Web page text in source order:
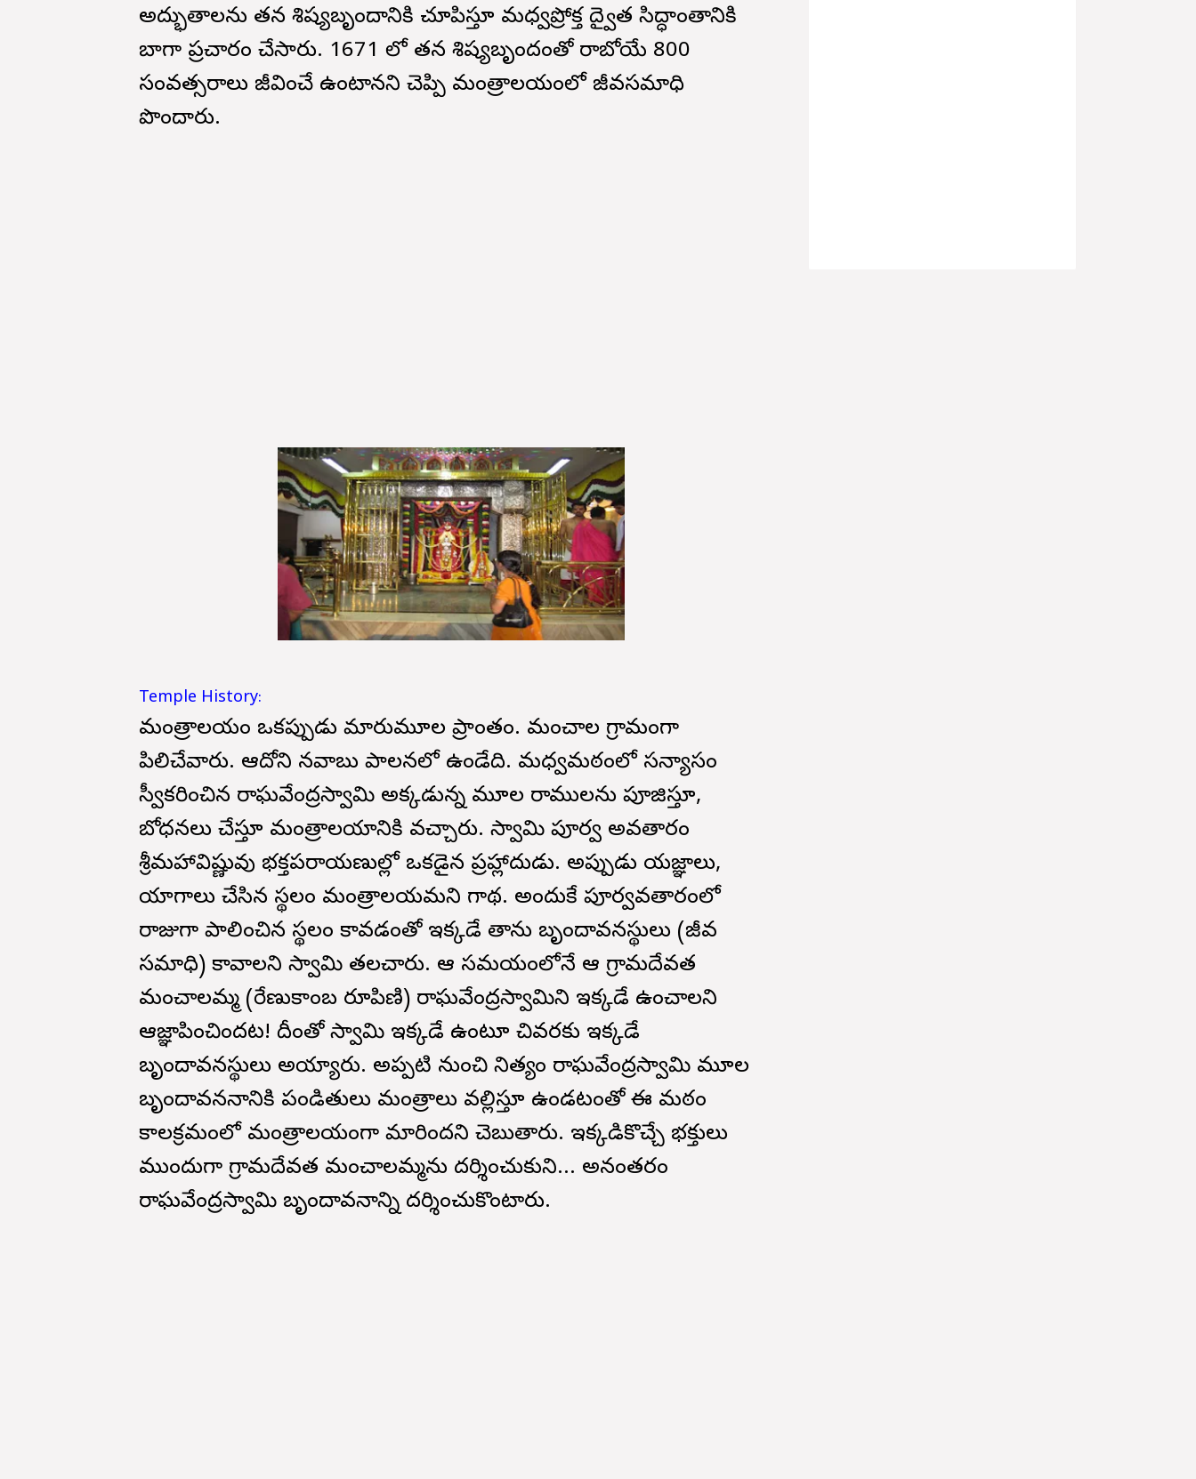
అద్భుతాలను తన శిష్యబృందానికి చూపిస్తూ మధ్వప్రోక్త ద్వైత సిద్ధాంతానికి
బాగా ప్రచారం చేసారు. 1671 లో తన శిష్యబృందంతో రాబోయే 800
సంవత్సరాలు జీవించే ఉంటానని చెప్పి మంత్రాలయంలో జీవసమాధి
పొందారు.
Temple History:
మంత్రాలయం ఒకప్పుడు మారుమూల ప్రాంతం. మంచాల గ్రామంగా
పిలిచేవారు. ఆదోని నవాబు పాలనలో ఉండేది. మధ్వమఠంలో సన్యాసం
స్వీకరించిన రాఘవేంద్రస్వామి అక్కడున్న మూల రాములను పూజిస్తూ,
బోధనలు చేస్తూ మంత్రాలయానికి వచ్చారు. స్వామి పూర్వ అవతారం
శ్రీమహావిష్ణువు భక్తపరాయణుల్లో ఒకడైన ప్రహ్లాదుడు. అప్పుడు యజ్ఞాలు,
యాగాలు చేసిన స్థలం మంత్రాలయమని గాథ. అందుకే పూర్వవతారంలో
రాజుగా పాలించిన స్థలం కావడంతో ఇక్కడే తాను బృందావనస్థులు (జీవ
సమాధి) కావాలని స్వామి తలచారు. ఆ సమయంలోనే ఆ గ్రామదేవత
మంచాలమ్మ (రేణుకాంబ రూపిణి) రాఘవేంద్రస్వామిని ఇక్కడే ఉంచాలని
ఆజ్ఞాపించిందట! దీంతో స్వామి ఇక్కడే ఉంటూ చివరకు ఇక్కడే
బృందావనస్థులు అయ్యారు. అప్పటి నుంచి నిత్యం రాఘవేంద్రస్వామి మూల
బృందావననానికి పండితులు మంత్రాలు వల్లిస్తూ ఉండటంతో ఈ మఠం
కాలక్రమంలో మంత్రాలయంగా మారిందని చెబుతారు. ఇక్కడికొచ్చే భక్తులు
ముందుగా గ్రామదేవత మంచాలమ్మను దర్శించుకుని... అనంతరం
రాఘవేంద్రస్వామి బృందావనాన్ని దర్శించుకొంటారు.